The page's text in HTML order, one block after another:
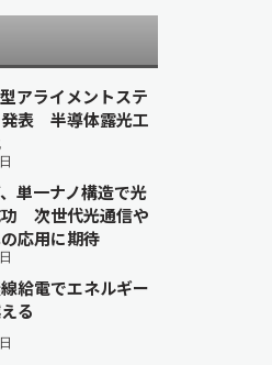
アライメントステ
発表 半導体露光工
単一ナノ構造で光
功 次世代光通信や
応用に期待
給電でエネルギー
る